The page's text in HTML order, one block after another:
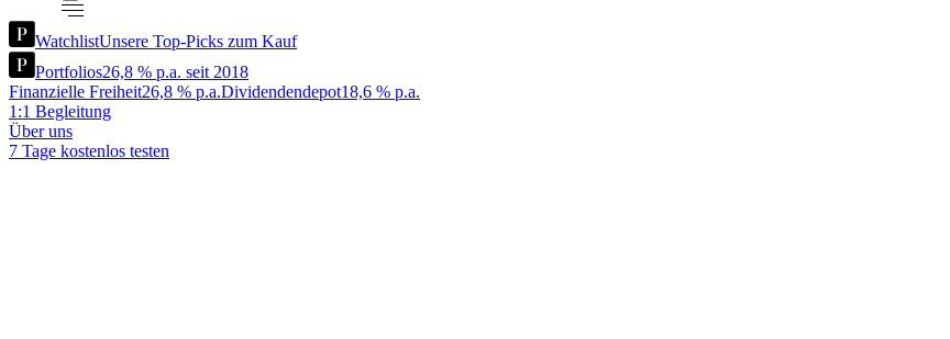
WatchlistUnsere Top-Picks zum Kauf
Portfolios26,8 % p.a. seit 2018
Finanzielle Freiheit26,8 % p.a.Dividendendepot18,6 % p.a.
1:1 Begleitung
Über uns
7 Tage kostenlos testen